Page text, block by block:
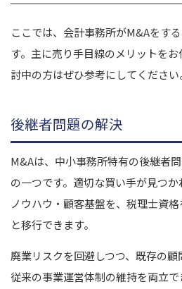
ここでは、会計事務所がM&Aをす
す。主に売り手目線のメリットを
討中の方はぜひ参考にしてください
後継者問題の解決
M&Aは、中小事務所特有の後継者
の一つです。適切な買い手が見つ
ノウハウ・顧客基盤を、税理士資
と移行できます。
廃業リスクを回避しつつ、既存の顧
従来の事業運営体制の維持を両立